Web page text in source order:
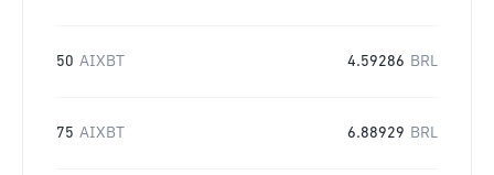
50 AIXBT 4.59286 BRL
75 AIXBT 6.88929 BRL